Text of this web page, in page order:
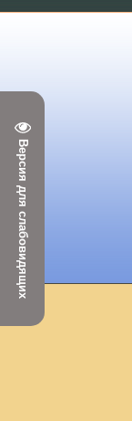
Версия для слабовидящих